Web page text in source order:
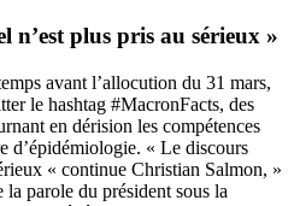
n’est plus pris au sérieux »
avant l’allocution du 31 mars,
le hashtag #MacronFacts, des
en dérision les compétences
d’épidémiologie. « Le discours
« continue Christian Salmon, »
la parole du président sous la